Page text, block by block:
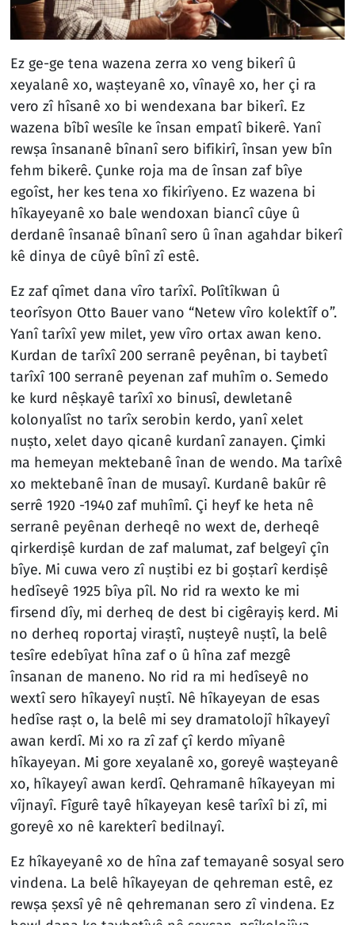
Ez ge-ge tena wazena zerra xo veng bikerî û
xeyalanê xo, waṣteyanê xo, vînayê xo, her çi ra
vero zî hîsanê xo bi wendexana bar bikerî. Ez
wazena bîbî wesîle ke însan empatî bikerê. Yanî
rewṣa însananê bînanî sero bifikirî, însan yew bîn
fehm bikerê. Çunke roja ma de însan zaf bîye
egoîst, her kes tena xo fikirîyeno. Ez wazena bi
hîkayeyanê xo bale wendoxan biancî cûye û
derdanê însanaê bînanî sero û înan agahdar bikerî
kê dinya de cûyê bînî zî estê.
Ez zaf qîmet dana vîro tarîxî. Polîtîkwan û
teorîsyon Otto Bauer vano “Netew vîro kolektîf o”.
Yanî tarîxî yew milet, yew vîro ortax awan keno.
Kurdan de tarîxî 200 serranê peyênan, bi taybetî
tarîxî 100 serranê peyenan zaf muhîm o. Semedo
ke kurd nêṣkayê tarîxî xo binusî, dewletanê
kolonyalîst no tarîx serobin kerdo, yanî xelet
nuṣto, xelet dayo qicanê kurdanî zanayen. Çimki
ma hemeyan mektebanê înan de wendo. Ma tarîxê
xo mektebanê înan de musayî. Kurdanê bakûr rê
serrê 1920 -1940 zaf muhîmî. Çi heyf ke heta nê
serranê peyênan derheqê no wext de, derheqê
qirkerdiṣê kurdan de zaf malumat, zaf belgeyî çîn
bîye. Mi cuwa vero zî nuṣtibi ez bi goṣtarî kerdiṣê
hedîseyê 1925 bîya pîl. No rid ra wexto ke mi
firsend dîy, mi derheq de dest bi cigêrayiṣ kerd. Mi
no derheq roportaj viraṣtî, nuṣteyê nuṣtî, la belê
tesîre edebîyat hîna zaf o û hîna zaf mezgê
însanan de maneno. No rid ra mi hedîseyê no
wextî sero hîkayeyî nuṣtî. Nê hîkayeyan de esas
hedîse raṣt o, la belê mi sey dramatolojî hîkayeyî
awan kerdî. Mi xo ra zî zaf çî kerdo mîyanê
hîkayeyan. Mi gore xeyalanê xo, goreyê waṣteyanê
xo, hîkayeyî awan kerdî. Qehramanê hîkayeyan mi
vîjnayî. Fîgurê tayê hîkayeyan kesê tarîxî bi zî, mi
goreyê xo nê karekterî bedilnayî.
Ez hîkayeyanê xo de hîna zaf temayanê sosyal sero
vindena. La belê hîkayeyan de qehreman estê, ez
rewṣa ṣexsî yê nê qehremanan sero zî vindena. Ez